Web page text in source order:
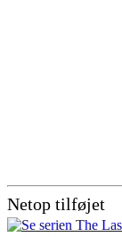
Netop tilføjet